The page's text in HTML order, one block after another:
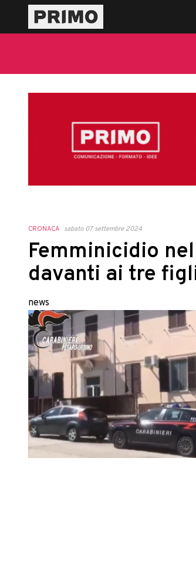
CRONACA sabato 07 settembre 2024
Femminicidio
davanti ai tre
news